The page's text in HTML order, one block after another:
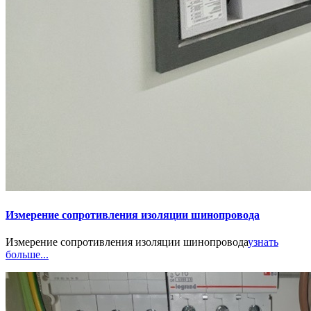
Измерение сопротивления изоляции шинопровода
Измерение сопротивления изоляции шинопроводаузнать
больше...